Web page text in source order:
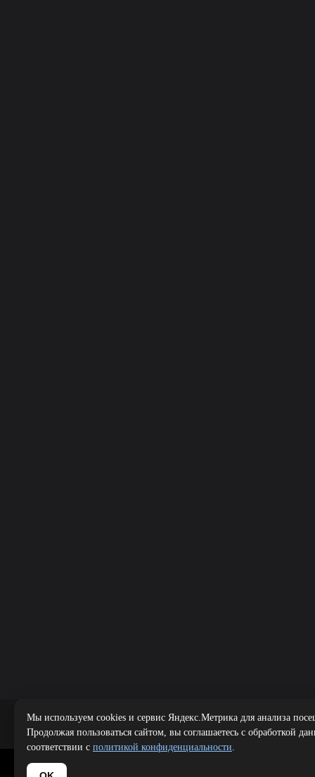
Мы используем cookies и сервис Яндекс.Метрика для анализа
Продолжая пользоваться сайтом, вы соглашаетесь с обработкой
соответствии с политикой конфиденциальности.
Public offer|